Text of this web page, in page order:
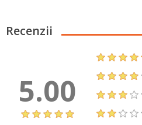
Recenzii
5.00